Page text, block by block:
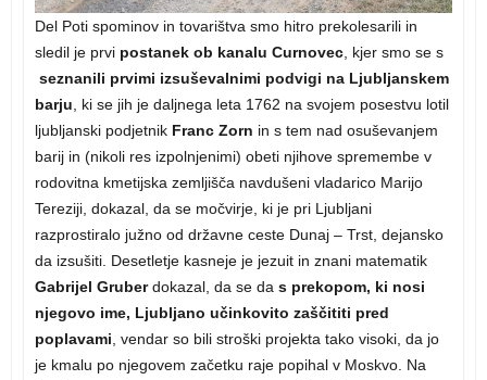
Del Poti spominov in tovarištva smo hitro prekolesarili in
sledil je prvi postanek ob kanalu Curnovec, kjer smo se s
seznanili prvimi izsuševalnimi podvigi na Ljubljanskem
barju , ki se jih je daljnega leta 1762 na svojem posestvu lotil
ljubljanski podjetnik Franc Zorn in s tem nad osuševanjem
barij in (nikoli res izpolnjenimi) obeti njihove spremembe v
rodovitna kmetijska zemljišča navdušeni vladarico Marijo
Tereziji, dokazal, da se močvirje, ki je pri Ljubljani
razprostiralo južno od državne ceste Dunaj – Trst, dejansko
da izsušiti. Desetletje kasneje je jezuit in znani matematik
Gabrijel Gruberdokazal, da se da s prekopom, ki nosi
njegovo ime, Ljubljano učinkovito zaščititi pred
poplavami , vendar so bili stroški projekta tako visoki, da jo
je kmalu po njegovem začetku raje popihal v Moskvo. Na